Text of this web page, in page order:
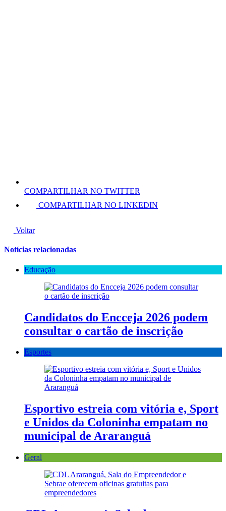
COMPARTILHAR NO TWITTER
COMPARTILHAR NO LINKEDIN
Voltar
Notícias relacionadas
Educação
Candidatos do Encceja 2026 podem
consultar o cartão de inscrição
Esportes
Esportivo estreia com vitória e, Sport
e Unidos da Coloninha empatam no
municipal de Araranguá
Geral